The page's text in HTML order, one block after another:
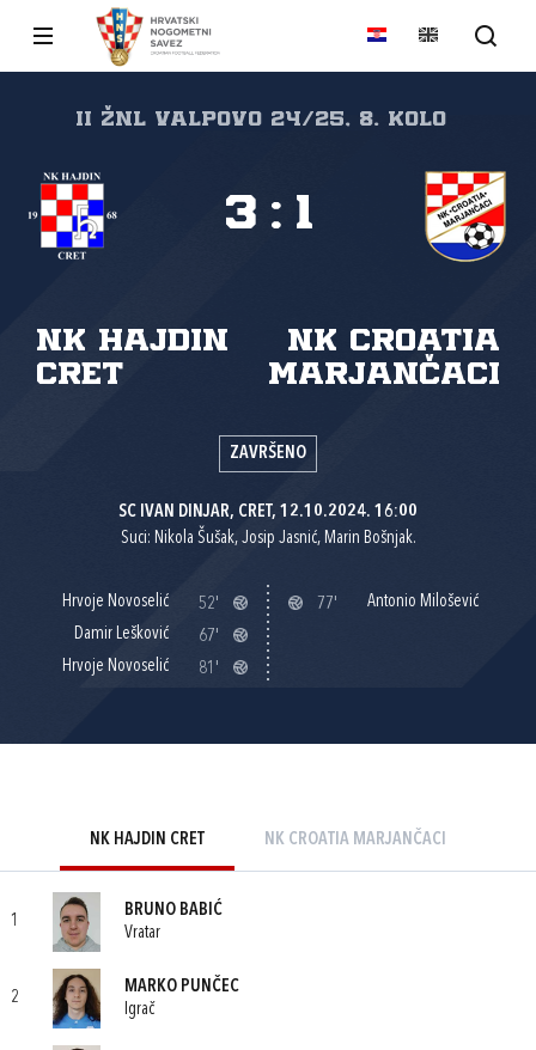
II ŽNL VALPOVO 24/25, 8. kolo
NK Hajdin
Cret
NK Croatia
Marjančaci
3 : 1
ZAVRŠENO
SC IVAN DINJAR, CRET, 12.10.2024. 16:00
Suci: Nikola Šušak, Josip Jasnić, Marin Bošnjak.
Hrvoje Novoselić
52'
Damir Lešković
67'
Hrvoje Novoselić
81'
77' Antonio Milošević
NK HAJDIN CRET NK CROATIA MARJANČACI
1
BRUNO BABIĆ
Vratar
2
MARKO PUNČEC
Igrač